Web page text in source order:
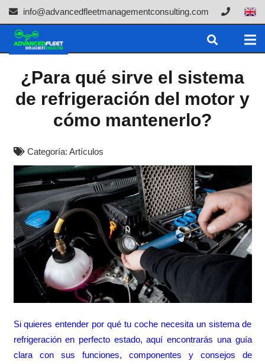
info@advancedfleetmanagementconsulting.com
¿Para qué sirve el sistema
de refrigeración del motor y
cómo mantenerlo?
Categoría: Artículos
Si quieres entender por qué tu coche necesita un sistema de
refrigeración en perfecto estado, aquí encontrarás una guía
clara con sus funciones, componentes y consejos de